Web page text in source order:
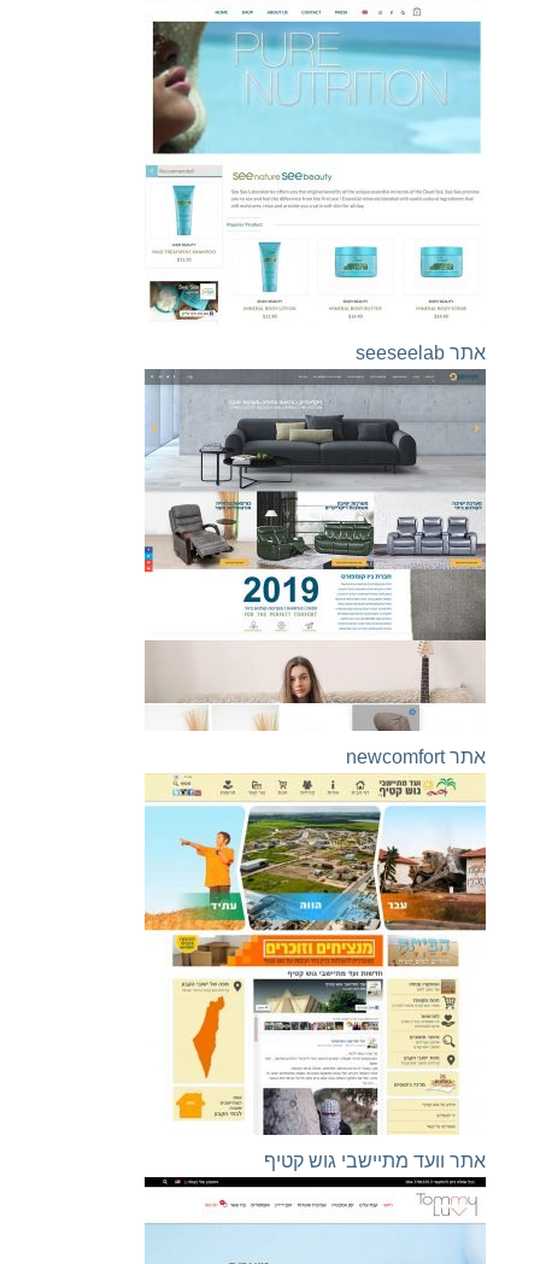
אתר seeseelab
אתר newcomfort
אתר וועד מתיישבי גוש קטיף